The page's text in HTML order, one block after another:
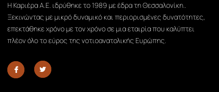
Η Καριέρα Α.Ε. ιδρύθηκε το 1989 με έδρα τη Θεσσαλονίκη..
Ξεκινώντας με μικρό δυναμικό και περιορισμένες δυνατότητες,
επεκτάθηκε χρόνο με τον χρόνο σε μια εταιρία που καλύπτει
πλέον όλο το εύρος της νοτιοανατολικής Ευρώπης.